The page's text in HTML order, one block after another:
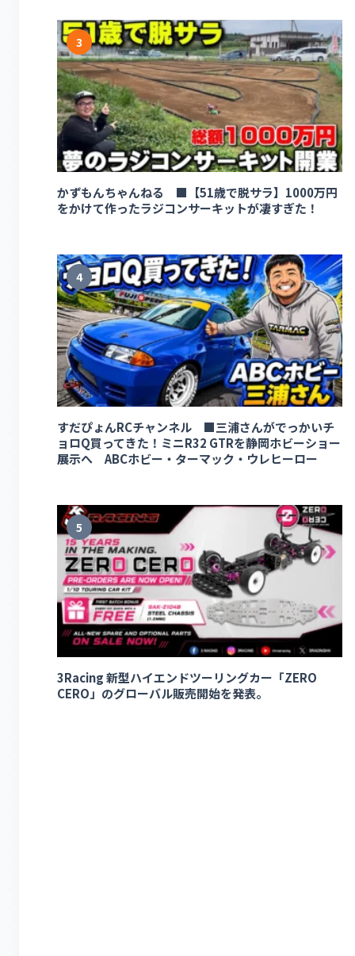
3
かずもんちゃんねる ■【51歳で脱サラ】1000万円
をかけて作ったラジコンサーキットが凄すぎた！
4
すだぴょんRCチャンネル ■三浦さんがでっかいチ
ョロQ買ってきた！ミニR32 GTRを静岡ホビーショー
展示へ ABCホビー・ターマック・ウレヒーロー
5
3Racing 新型ハイエンドツーリングカー「ZERO
CERO」のグローバル販売開始を発表。